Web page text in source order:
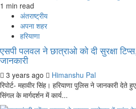
1 min read
अंतराष्ट्रीय
अपना शहर
हरियाणा
एसपी पलवल ने छात्राओ को दी सुरक्षा
जानकारी
3 years ago
Himanshu Pal
रिपोर्ट- महावीर सिंह। हरियाणा पुलिस ने जानकारी
सिंगल के मार्गदर्शन में कार्य...